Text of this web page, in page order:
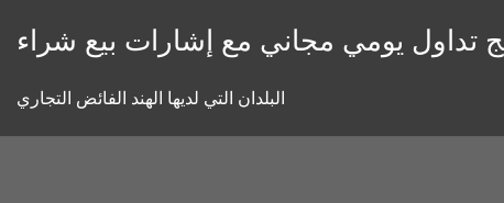
تداول يومي مجاني مع إشارات بيع شراء
البلدان التي لديها الهند الفائض التجاري